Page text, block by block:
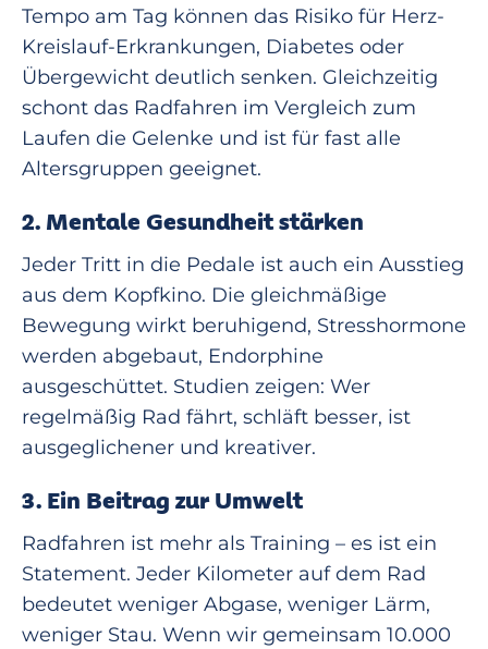
Tempo am Tag können das Risiko für Herz-
Kreislauf-Erkrankungen, Diabetes oder
Übergewicht deutlich senken. Gleichzeitig
schont das Radfahren im Vergleich zum
Laufen die Gelenke und ist für fast alle
Altersgruppen geeignet.
2. Mentale Gesundheit stärken
Jeder Tritt in die Pedale ist auch ein Ausstieg
aus dem Kopfkino. Die gleichmäßige
Bewegung wirkt beruhigend, Stresshormone
werden abgebaut, Endorphine
ausgeschüttet. Studien zeigen: Wer
regelmäßig Rad fährt, schläft besser, ist
ausgeglichener und kreativer.
3. Ein Beitrag zur Umwelt
Radfahren ist mehr als Training – es ist ein
Statement. Jeder Kilometer auf dem Rad
bedeutet weniger Abgase, weniger Lärm,
weniger Stau. Wenn wir gemeinsam 10.000